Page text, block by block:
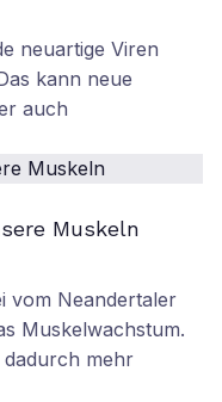
neuartige Viren
kann neue
auch
Muskeln
vom Neandertaler
Muskelwachstum.
mehr